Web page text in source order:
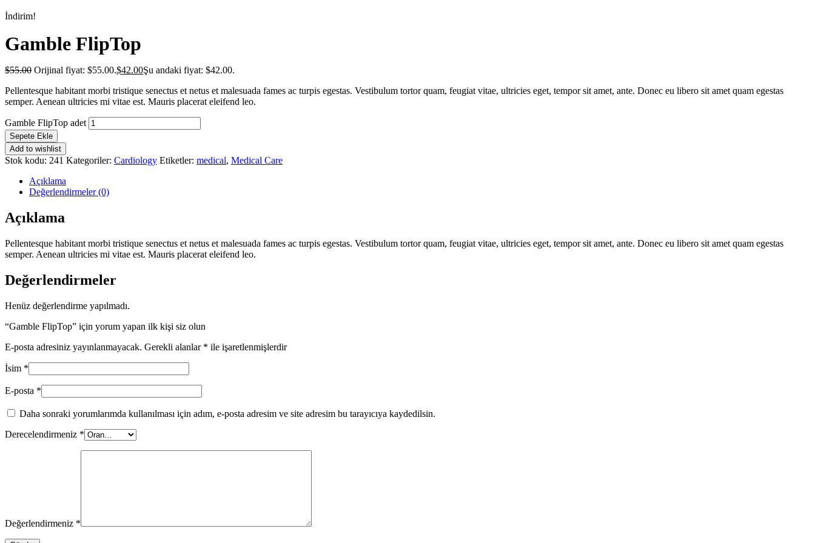
İndirim!
Gamble FlipTop
$55.00 Orijinal fiyat: $55.00.$42.00Şu andaki fiyat: $42.00.
Pellentesque habitant morbi tristique senectus et netus et malesuada fames ac turpis egestas. Vestibulum tortor quam, feugiat vitae, ultricies eget, tempor sit amet, ante. Donec eu libero sit amet quam egestas
semper. Aenean ultricies mi vitae est. Mauris placerat eleifend leo.
Gamble FlipTop adet
Sepete Ekle
Add to wishlist
Stok kodu: 241 Kategoriler: Cardiology Etiketler: medical, Medical Care
Açıklama
Değerlendirmeler (0)
Açıklama
Pellentesque habitant morbi tristique senectus et netus et malesuada fames ac turpis egestas. Vestibulum tortor quam, feugiat vitae, ultricies eget, tempor sit amet, ante. Donec eu libero sit amet quam egestas
semper. Aenean ultricies mi vitae est. Mauris placerat eleifend leo.
Değerlendirmeler
Henüz değerlendirme yapılmadı.
“Gamble FlipTop” için yorum yapan ilk kişi siz olun
E-posta adresiniz yayınlanmayacak. Gerekli alanlar * ile işaretlenmişlerdir
İsim *
E-posta *
Daha sonraki yorumlarımda kullanılması için adım, e-posta adresim ve site adresim bu tarayıcıya kaydedilsin.
Derecelendirmeniz *
Değerlendirmeniz *